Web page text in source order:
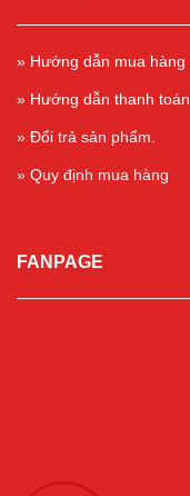
» Hướng dẫn mua hàng
» Hướng dẫn thanh toán.
» Đổi trả sản phẩm.
» Quy định mua hàng
FANPAGE